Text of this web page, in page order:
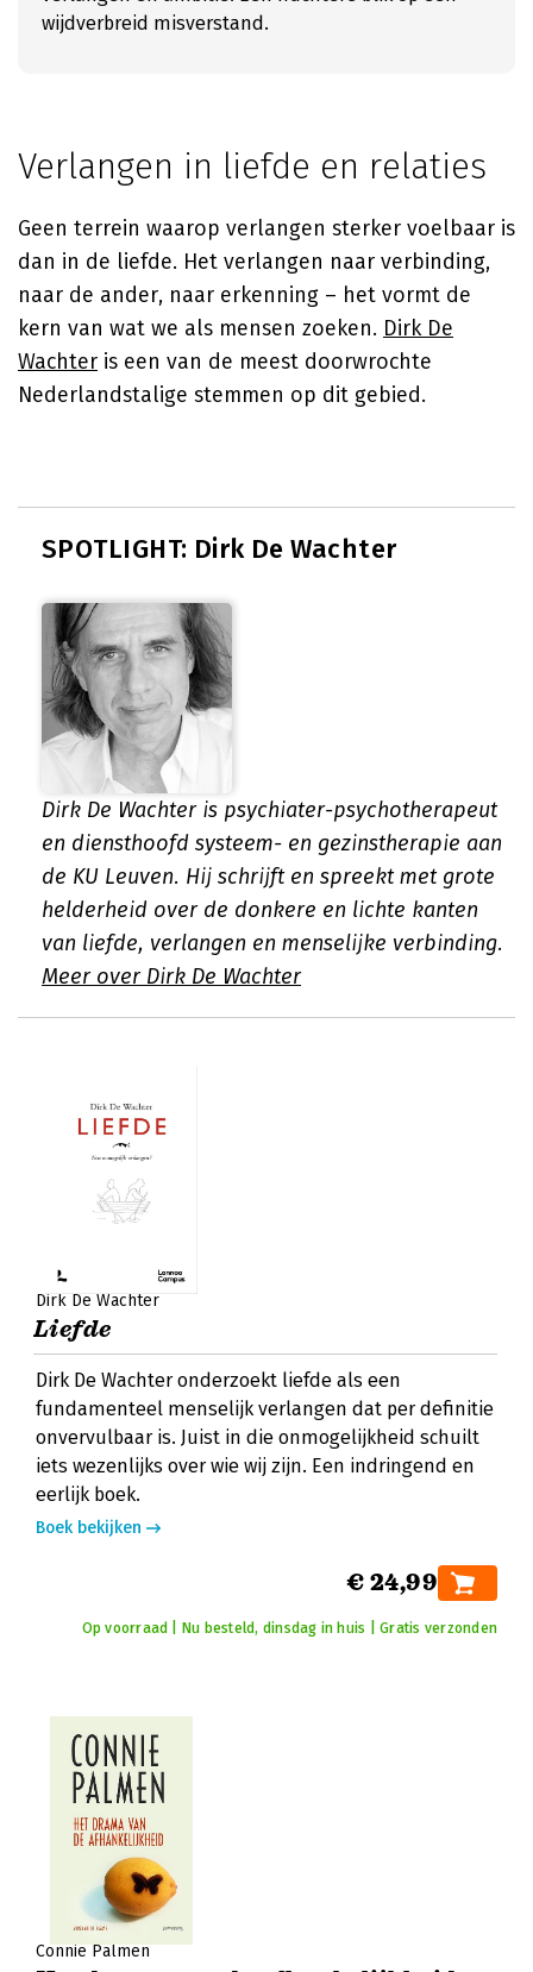
wijdverbreid misverstand.
Verlangen in liefde en relaties
Geen terrein waarop verlangen sterker voelbaar is
dan in de liefde. Het verlangen naar verbinding,
naar de ander, naar erkenning – het vormt de
kern van wat we als mensen zoeken. Dirk De
Wachter is een van de meest doorwrochte
Nederlandstalige stemmen op dit gebied.
SPOTLIGHT: Dirk De Wachter
Dirk De Wachter is psychiater-psychotherapeut
en diensthoofd systeem- en gezinstherapie aan
de KU Leuven. Hij schrijft en spreekt met grote
helderheid over de donkere en lichte kanten
van liefde, verlangen en menselijke verbinding.
Meer over Dirk De Wachter
Dirk De Wachter
Liefde
Dirk De Wachter onderzoekt liefde als een
fundamenteel menselijk verlangen dat per definitie
onvervulbaar is. Juist in die onmogelijkheid schuilt
iets wezenlijks over wie wij zijn. Een indringend en
eerlijk boek.
Boek bekijken
€ 24,99
Op voorraad | Nu besteld, dinsdag in huis | Gratis verzonden
Connie Palmen